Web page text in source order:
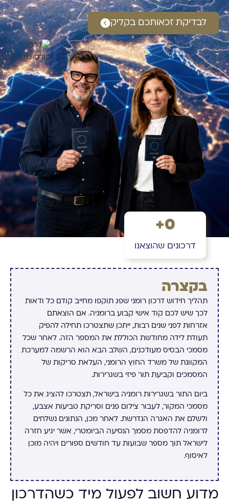
לבדיקת זכאותכם בקליק
דרכונים שהוצאנו
0
+
בקצרה
תהליך חידוש דרכון רומני שפג תוקפו מחייב קודם כל ודאות
לכך שיש לכם קוד אישי קבוע ברומניה. אם הוצאתם
אזרחות לפני שנים רבות, ייתכן שתצטרכו תחילה להפיק
תעודת לידה מחודשת הכוללת את המספר הזה. לאחר שכל
מסמכי הבסיס מעודכנים, השלב הבא הוא הרשמה למערכת
המקוונת של משרד החוץ הרומני, העלאת סריקות של
המסמכים וקביעת תור פיזי בשגרירות.
ביום התור בשגרירות רומניה בישראל, תצטרכו להציג את כל
מסמכי המקור, לעבור צילום פנים וסריקת טביעות אצבע,
ולשלם את האגרה הנדרשת. לאחר מכן, הנתונים נשלחים
לרומניה להדפסת מסמך הנסיעה הביומטרי, אשר יגיע חזרה
לישראל תוך מספר שבועות עד חודשים ספורים ויהיה מוכן
לאיסוף.
מדוע חשוב לפעול מיד כשהדרכון